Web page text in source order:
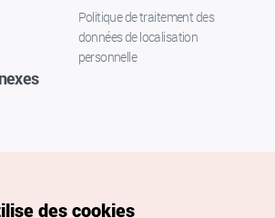
Politique de traitement des
données de localisation
personnelle
des cookies